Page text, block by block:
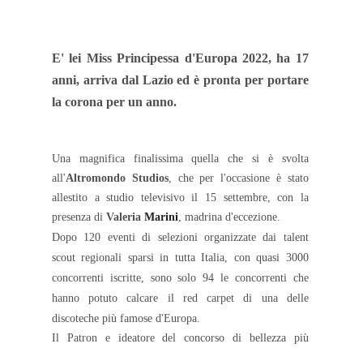
E' lei Miss Principessa d'Europa 2022, ha 17
anni, arriva dal Lazio ed è pronta per portare
la corona per un anno.
Una magnifica finalissima quella che si è svolta
all'Altromondo Studios, che per l'occasione è stato
allestito a studio televisivo il 15 settembre, con la
presenza di Valeria Marini , madrina d'eccezione.
Dopo 120 eventi di selezioni organizzate dai talent
scout regionali sparsi in tutta Italia, con quasi 3000
concorrenti iscritte, sono solo 94 le concorrenti che
hanno potuto calcare il red carpet di una delle
discoteche più famose d'Europa.
Il Patron e ideatore del concorso di bellezza più